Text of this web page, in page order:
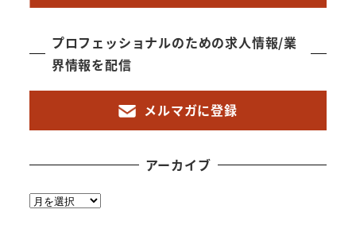
プロフェッショナルのための求人情報/業
界情報を配信
メルマガに登録
アーカイブ
ア